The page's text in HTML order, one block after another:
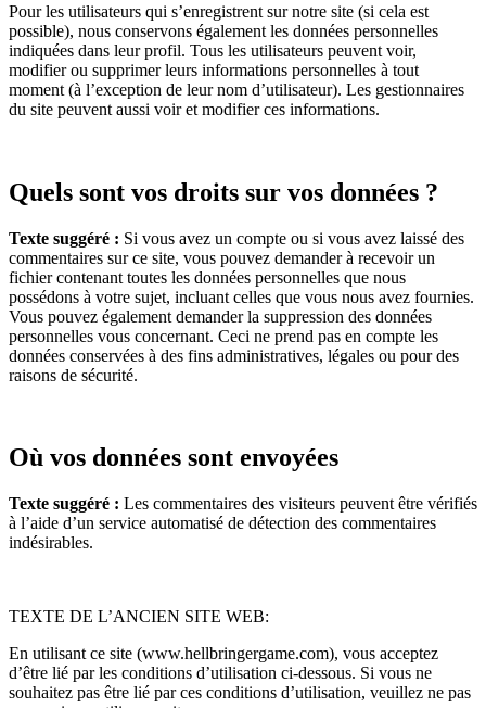
Pour les utilisateurs qui s’enregistrent sur notre site (si cela est
possible), nous conservons également les données personnelles
indiquées dans leur profil. Tous les utilisateurs peuvent voir,
modifier ou supprimer leurs informations personnelles à tout
moment (à l’exception de leur nom d’utilisateur). Les gestionnaires
du site peuvent aussi voir et modifier ces informations.
Quels sont vos droits sur vos données ?
Texte suggéré : Si vous avez un compte ou si vous avez laissé des
commentaires sur ce site, vous pouvez demander à recevoir un
fichier contenant toutes les données personnelles que nous
possédons à votre sujet, incluant celles que vous nous avez fournies.
Vous pouvez également demander la suppression des données
personnelles vous concernant. Ceci ne prend pas en compte les
données conservées à des fins administratives, légales ou pour des
raisons de sécurité.
Où vos données sont envoyées
Texte suggéré : Les commentaires des visiteurs peuvent être vérifiés
à l’aide d’un service automatisé de détection des commentaires
indésirables.
TEXTE DE L’ANCIEN SITE WEB:
En utilisant ce site (www.hellbringergame.com), vous acceptez
d’être lié par les conditions d’utilisation ci-dessous. Si vous ne
souhaitez pas être lié par ces conditions d’utilisation, veuillez ne pas